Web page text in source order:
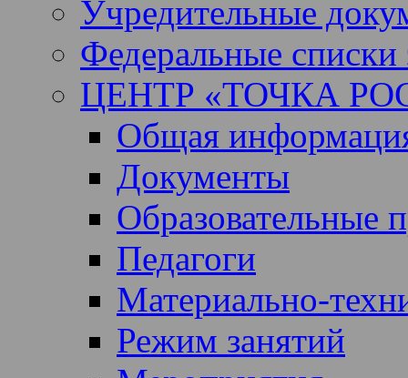
Учредительные
Федеральные списки
ЦЕНТР «ТОЧКА
Общая
Документы
Образовательные
Педагоги
Материально-
Режим занятий